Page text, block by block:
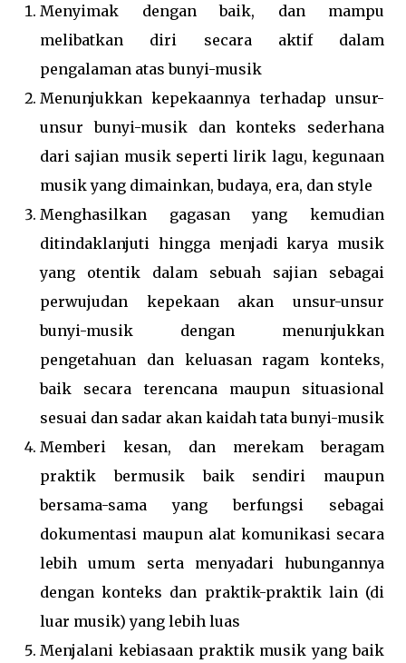
Menyimak dengan baik, dan mampu
melibatkan diri secara aktif dalam
pengalaman atas bunyi-musik
Menunjukkan kepekaannya terhadap unsur-
unsur bunyi-musik dan konteks sederhana
dari sajian musik seperti lirik lagu, kegunaan
musik yang dimainkan, budaya, era, dan style
Menghasilkan gagasan yang kemudian
ditindaklanjuti hingga menjadi karya musik
yang otentik dalam sebuah sajian sebagai
perwujudan kepekaan akan unsur-unsur
bunyi-musik dengan menunjukkan
pengetahuan dan keluasan ragam konteks,
baik secara terencana maupun situasional
sesuai dan sadar akan kaidah tata bunyi-musik
Memberi kesan, dan merekam beragam
praktik bermusik baik sendiri maupun
bersama-sama yang berfungsi sebagai
dokumentasi maupun alat komunikasi secara
lebih umum serta menyadari hubungannya
dengan konteks dan praktik-praktik lain (di
luar musik) yang lebih luas
Menjalani kebiasaan praktik musik yang baik